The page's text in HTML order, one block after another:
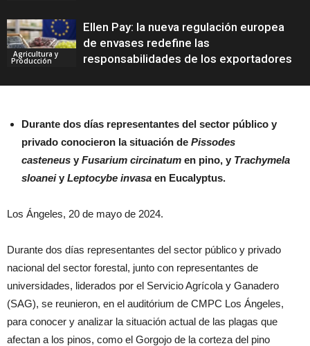
Agricultura y
Producción
Ellen Pay: la nueva regulación europea
de envases redefine las
responsabilidades de los exportadores
Durante dos días representantes del sector público y
privado conocieron la situación de Pissodes
casteneus y Fusarium circinatum en pino, y Trachymela
sloaneiy Leptocybe invasa en Eucalyptus.
Los Ángeles, 20 de mayo de 2024.
Durante dos días representantes del sector público y privado
nacional del sector forestal, junto con representantes de
universidades, liderados por el Servicio Agrícola y Ganadero
(SAG), se reunieron, en el auditórium de CMPC Los Ángeles,
para conocer y analizar la situación actual de las plagas que
afectan a los pinos, como el Gorgojo de la corteza del pino